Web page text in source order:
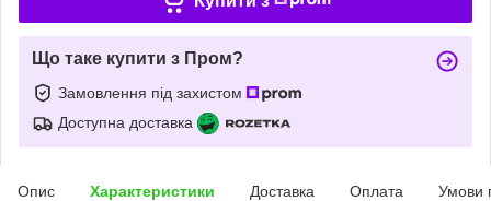
Що таке купити з Пром?
Замовлення під захистом
Доступна доставка
Опис Характеристики Доставка Оплата Умови